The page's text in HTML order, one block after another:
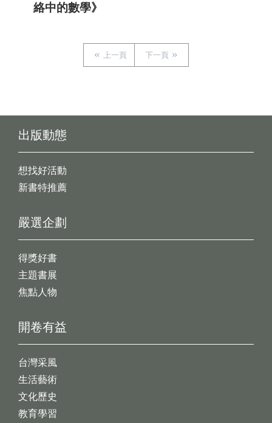
絡中的數學》
上一頁 下一頁
出版動態
想找好活動
新書特推薦
開卷有益
台灣采風
生活藝術
文化歷史
教育學習
嚴選企劃
得獎好書
主題書展
焦點人物